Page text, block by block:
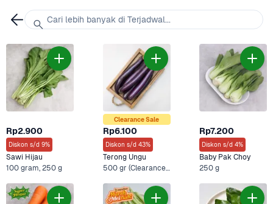
Rp2.900
Diskon s/d 9%
Sawi Hijau
100 gram, 250 g
Clearance Sale
Rp6.100
Diskon s/d 43%
Terong Ungu
500 gr (Clearance Sale), 500 gr - Ekonomis +1 Lainnya
Rp7.200
Diskon s/d 4%
Baby Pak Choy
250 g
Cari lebih banyak di Terjadwal...